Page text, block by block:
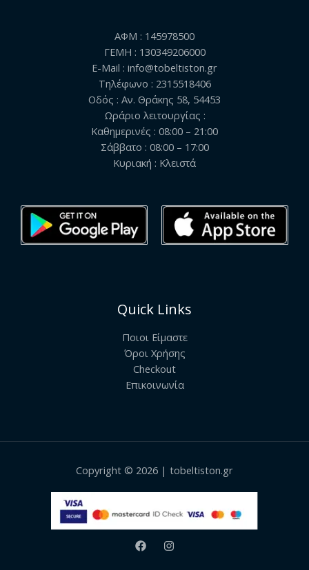
ΑΦΜ : 145978500
ΓΕΜΗ : 130349206000
E-Mail : info@tobeltiston.gr
Τηλέφωνο : 2315518406
Οδός : Αν. Θράκης 58, 54453
Ωράριο λειτουργίας :
Καθημερινές : 08:00 – 21:00
Σάββατο : 08:00 – 17:00
Κυριακή : Κλειστά
Quick Links
Ποιοι Είμαστε
Όροι Χρήσης
Checkout
Επικοινωνία
Copyright © 2026 | tobeltiston.gr